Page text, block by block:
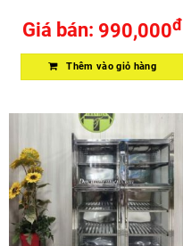
Giá bán: 990,000đ
Thêm vào giỏ hàng